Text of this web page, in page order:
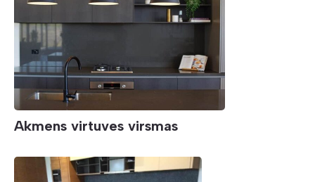
Akmens virtuves virsmas